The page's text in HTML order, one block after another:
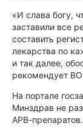
«И слава богу,
заставили все
составить
лекарства по
и так далее,
рекомендует
На портале
Минздрав не
АРВ-препаратов.